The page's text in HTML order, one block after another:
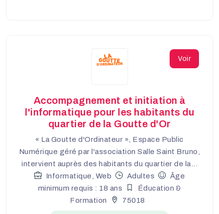
Voir
Accompagnement et initiation à
l'informatique pour les habitants du
quartier de la Goutte d'Or
« La Goutte d'Ordinateur », Espace Public
Numérique géré par l'association Salle Saint Bruno,
intervient auprès des habitants du quartier de la...
Informatique, Web
Adultes
Âge
minimum requis : 18 ans
Éducation &
Formation
75018